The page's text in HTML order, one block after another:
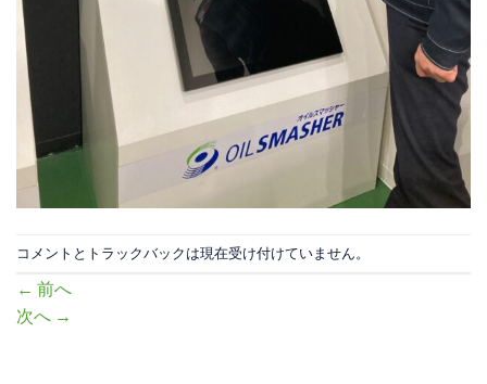
コメントとトラックバックは現在受け付けていません。
← 前へ
次へ →